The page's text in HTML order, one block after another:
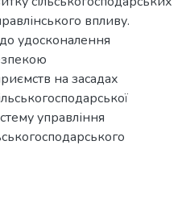
впливу.
удосконалення
на засадах
управління